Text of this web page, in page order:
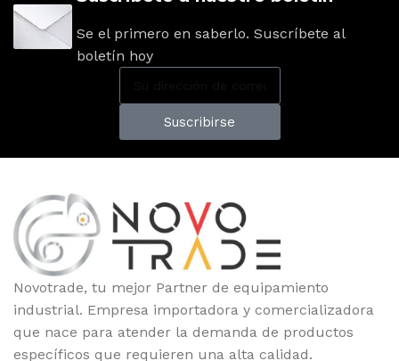
Se el primero en saberlo. Suscríbete al
boletín hoy
Suscribirse
Novotrade, tu mejor Partner de equipamiento
industrial. Empresa importadora y comercializadora
que nace para atender la demanda de productos
específicos que requieren una alta calidad.